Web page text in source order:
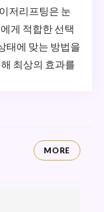
저리프팅은 눈
게 적합한 선택
태에 맞는 방법을
최상의 효과를
MORE